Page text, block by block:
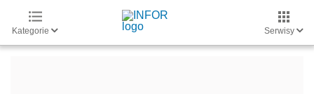
Kategorie Serwisy